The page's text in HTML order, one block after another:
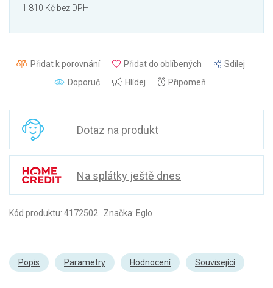
1 810 Kč bez DPH
Přidat k porovnání Přidat do oblíbených
Sdílej
Doporuč
Hlídej Připomeň
Dotaz na produkt
Na splátky ještě dnes
Kód produktu: 4172502 Značka: Eglo
Popis Parametry Hodnocení Související